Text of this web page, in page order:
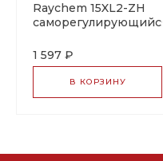
Raychem 15XL2-ZH
саморегулирующийся
1 597 ₽
В КОРЗИНУ